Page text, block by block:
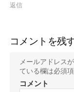
返信
コメントを残
メールアドレス
ている欄は必須
コメント